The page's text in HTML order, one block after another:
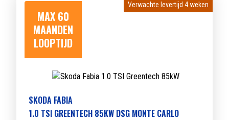
MAX 60
MAANDEN
LOOPTIJD
Verwachte levertijd 4 weken
Verwachte levertijd 4 weken
SKODA FABIA
1.0 TSI GREENTECH 85KW DSG MONTE CARLO